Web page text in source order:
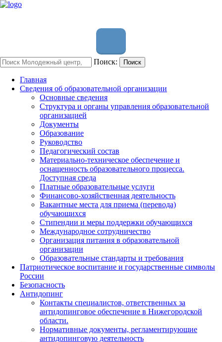
Поиск: Поиск
Главная
Сведения об образовательной организации
Основные сведения
Структура и органы управления образовательной
организацией
Документы
Образование
Руководство
Педагогический состав
Материально-техническое обеспечение и
оснащенность образовательного процесса.
Доступная среда
Платные образовательные услуги
Финансово-хозяйственная деятельность
Вакантные места для приема (перевода)
обучающихся
Стипендии и меры поддержки обучающихся
Международное сотрудничество
Организация питания в образовательной
организации
Образовательные стандарты и требования
Патриотическое воспитание и государственные символы
России
Безопасность
Антидопинг
Контакты специалистов, ответственных за
антидопинговое обеспечение в Нижегородской
области.
Нормативные документы, регламентирующие
антидопинговую деятельность